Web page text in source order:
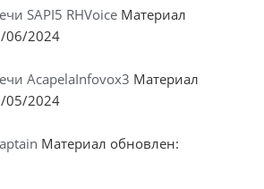
SAPI5 RHVoice Материал
06/2024
AcapelaInfovox3 Материал
05/2024
Материал обновлен: